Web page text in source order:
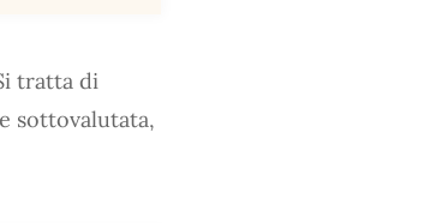
tratta di
sottovalutata,